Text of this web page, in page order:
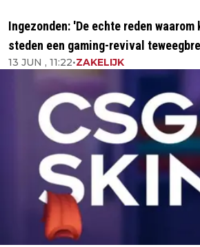
Ingezonden: 'De echte reden
steden een gaming-revival
13 JUN , 11:22•ZAKELIJK